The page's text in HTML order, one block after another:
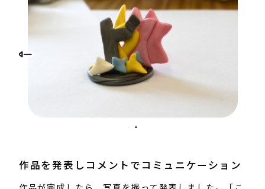
作品を発表しコメントでコミュニケーション​